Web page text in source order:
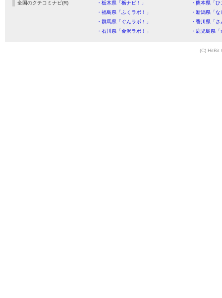
全国のクチコミナビ(R) ・栃木県「栃ナビ！」
・熊本県「
・福島県「ふくラボ！」
・新潟県「
・群馬県「ぐんラボ！」
・香川県「
・石川県「金沢ラボ！」
・鹿児島県
(C) HitBit